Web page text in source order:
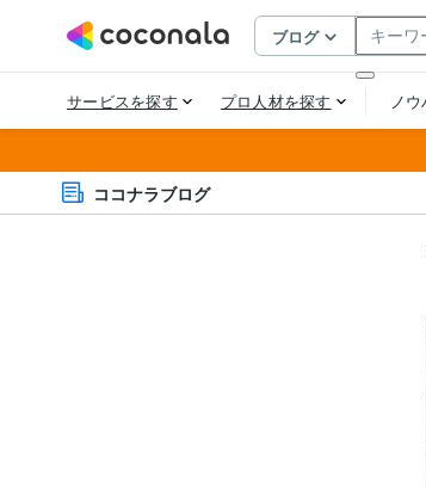
ココナラブログ